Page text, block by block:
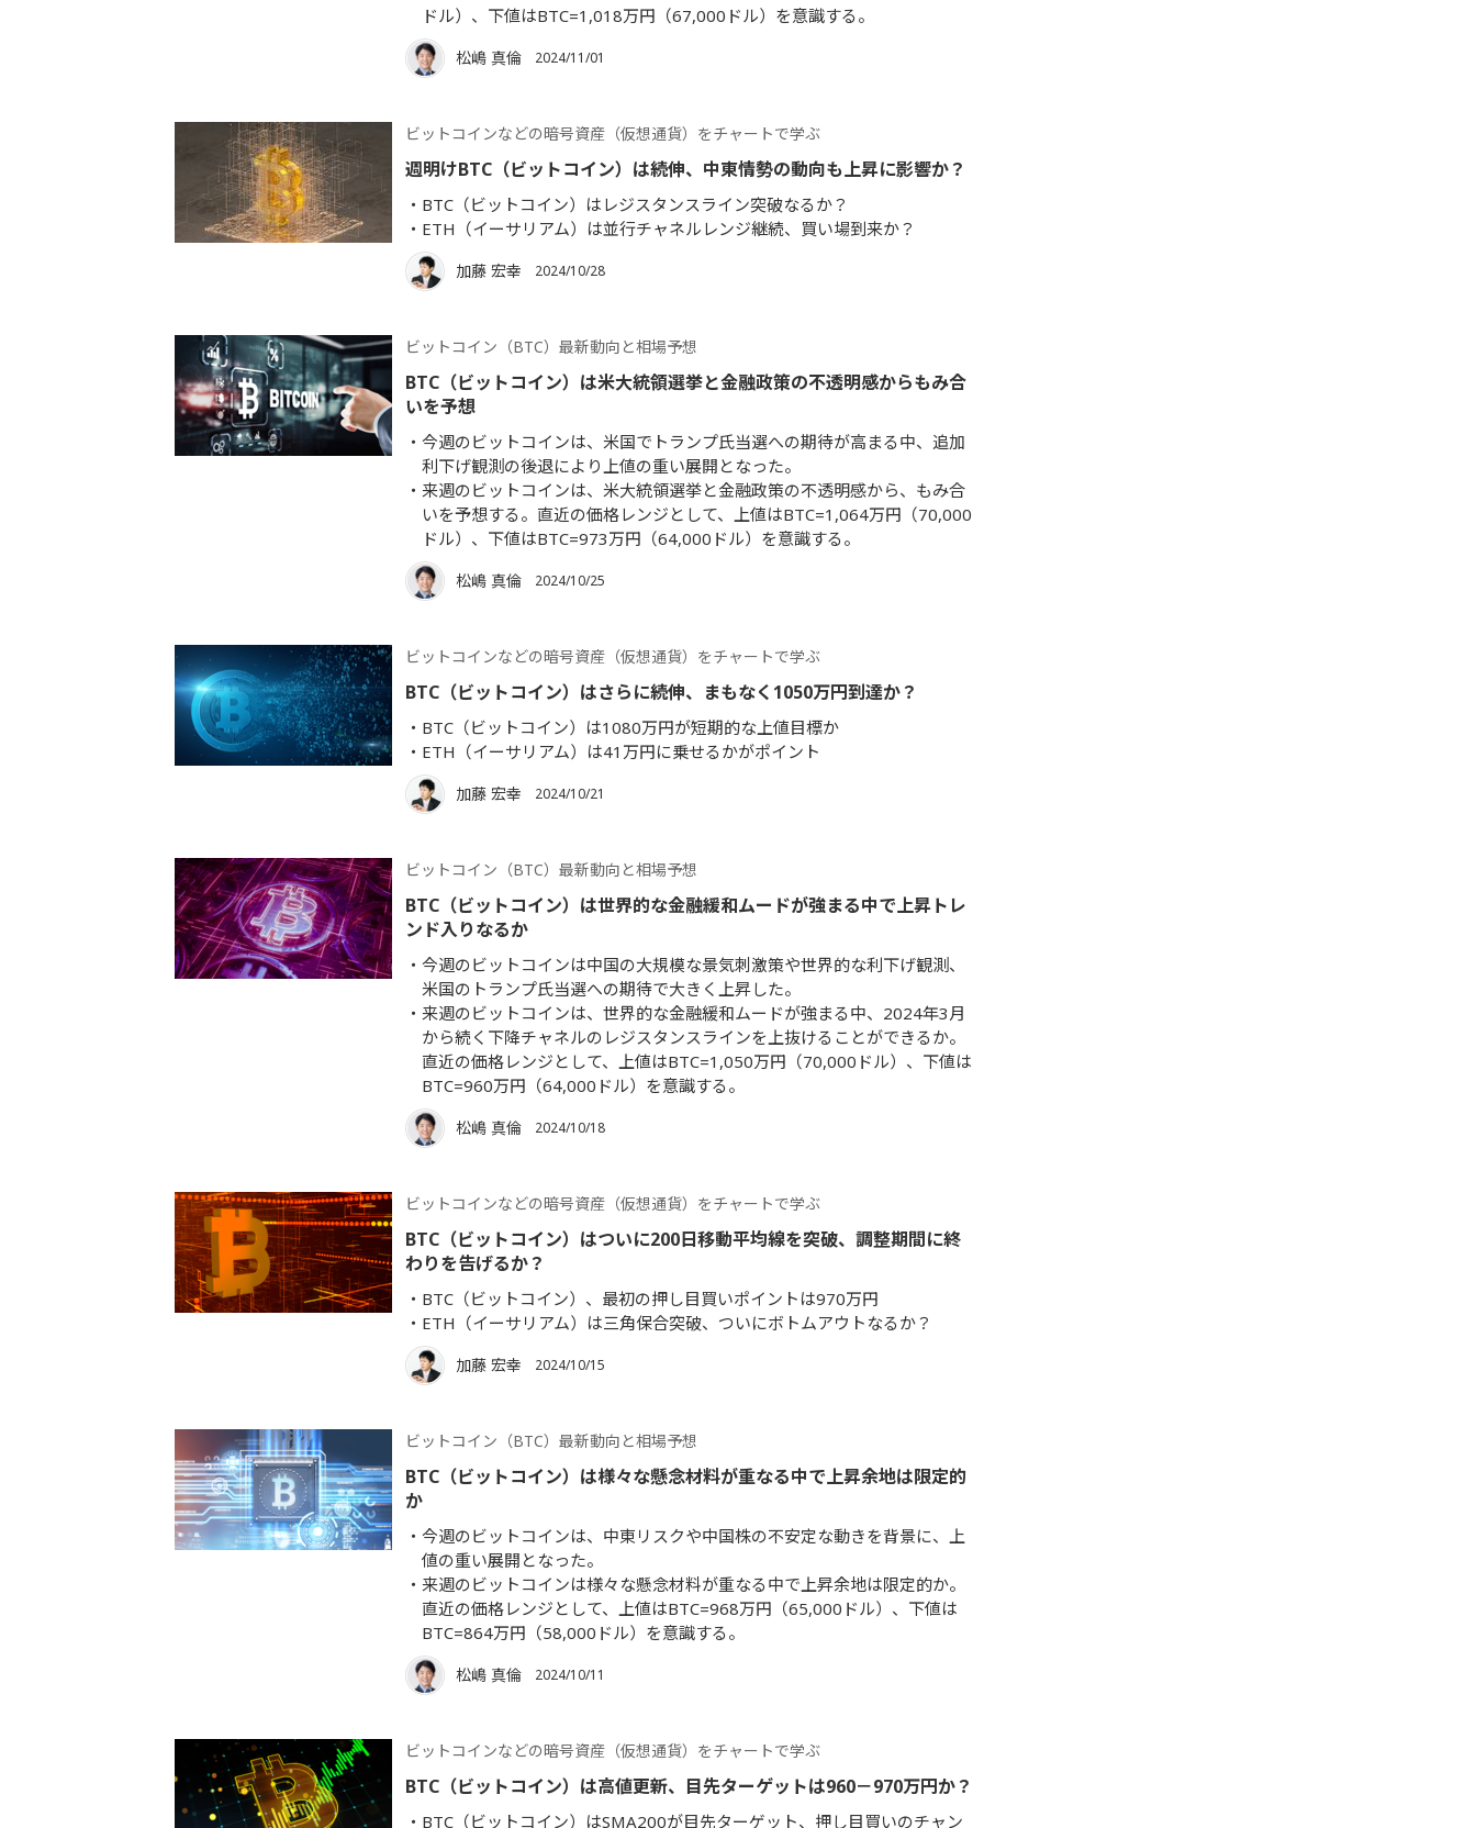
ドル）、下値はBTC=1,018万円（67,000ドル）を意識する。
松嶋 真倫 2024/11/01
ビットコインなどの暗号資産（仮想通貨）をチャートで学ぶ
週明けBTC（ビットコイン）は続伸、中東情勢の動向も上昇に影響か？
BTC（ビットコイン）はレジスタンスライン突破なるか？
ETH（イーサリアム）は並行チャネルレンジ継続、買い場到来か？
加藤 宏幸 2024/10/28
ビットコイン（BTC）最新動向と相場予想
BTC（ビットコイン）は米大統領選挙と金融政策の不透明感からもみ合
いを予想
今週のビットコインは、米国でトランプ氏当選への期待が高まる中、追加
利下げ観測の後退により上値の重い展開となった。
来週のビットコインは、米大統領選挙と金融政策の不透明感から、もみ合
いを予想する。直近の価格レンジとして、上値はBTC=1,064万円（70,000
ドル）、下値はBTC=973万円（64,000ドル）を意識する。
松嶋 真倫 2024/10/25
ビットコインなどの暗号資産（仮想通貨）をチャートで学ぶ
BTC（ビットコイン）はさらに続伸、まもなく1050万円到達か？
BTC（ビットコイン）は1080万円が短期的な上値目標か
ETH（イーサリアム）は41万円に乗せるかがポイント
加藤 宏幸 2024/10/21
ビットコイン（BTC）最新動向と相場予想
BTC（ビットコイン）は世界的な金融緩和ムードが強まる中で上昇トレ
ンド入りなるか
今週のビットコインは中国の大規模な景気刺激策や世界的な利下げ観測、
米国のトランプ氏当選への期待で大きく上昇した。
来週のビットコインは、世界的な金融緩和ムードが強まる中、2024年3月
から続く下降チャネルのレジスタンスラインを上抜けることができるか。
直近の価格レンジとして、上値はBTC=1,050万円（70,000ドル）、下値は
BTC=960万円（64,000ドル）を意識する。
松嶋 真倫 2024/10/18
ビットコインなどの暗号資産（仮想通貨）をチャートで学ぶ
BTC（ビットコイン）はついに200日移動平均線を突破、調整期間に終
わりを告げるか？
BTC（ビットコイン）、最初の押し目買いポイントは970万円
ETH（イーサリアム）は三角保合突破、ついにボトムアウトなるか？
加藤 宏幸 2024/10/15
ビットコイン（BTC）最新動向と相場予想
BTC（ビットコイン）は様々な懸念材料が重なる中で上昇余地は限定的
か
今週のビットコインは、中東リスクや中国株の不安定な動きを背景に、上
値の重い展開となった。
来週のビットコインは様々な懸念材料が重なる中で上昇余地は限定的か。
直近の価格レンジとして、上値はBTC=968万円（65,000ドル）、下値は
BTC=864万円（58,000ドル）を意識する。
松嶋 真倫 2024/10/11
ビットコインなどの暗号資産（仮想通貨）をチャートで学ぶ
BTC（ビットコイン）は高値更新、目先ターゲットは960－970万円か？
BTC（ビットコイン）はSMA200が目先ターゲット、押し目買いのチャン